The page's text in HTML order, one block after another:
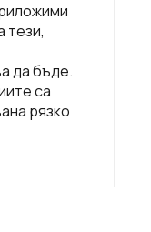
тези,
да бъде.
са
рязко